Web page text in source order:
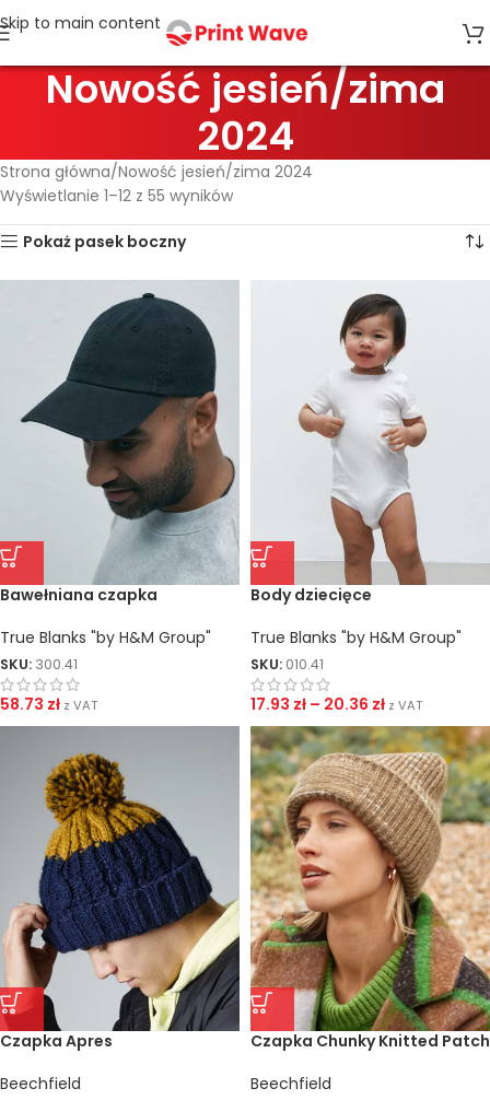
Skip to main content
Nowość jesień/zima
2024
Strona główna Nowość jesień/zima 2024
Wyświetlanie 1–12 z 55 wyników
Pokaż pasek boczny
Bawełniana czapka
True Blanks "by H&M Group"
SKU: 300.41
58.73 zł z VAT
Body dziecięce
True Blanks "by H&M Group"
SKU: 010.41
17.93 zł – 20.36 zł z VAT
Czapka Apres
Beechfield
Czapka Chunky Knitted Patch
Beechfield